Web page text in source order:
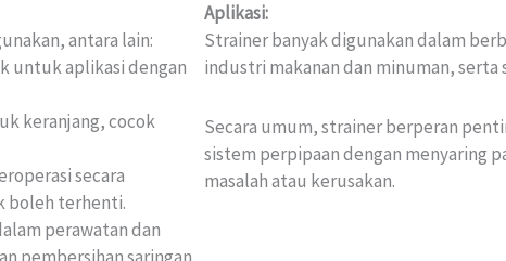
antara lain:
untuk aplikasi dengan
keranjang, cocok
secara
boleh terhenti.
perawatan dan
Aplikasi:
Strainer banyak digunakan dalam
industri makanan dan minuman,
Secara umum, strainer berperan
sistem perpipaan dengan menyaring
masalah atau kerusakan.